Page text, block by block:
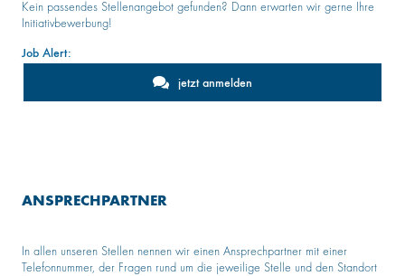
Kein passendes Stellenangebot gefunden? Dann erwarten wir gerne Ihre
Initiativbewerbung!
Job Alert:
jetzt anmelden
ANSPRECHPARTNER
In allen unseren Stellen nennen wir einen Ansprechpartner mit einer
Telefonnummer, der Fragen rund um die jeweilige Stelle und den Standort